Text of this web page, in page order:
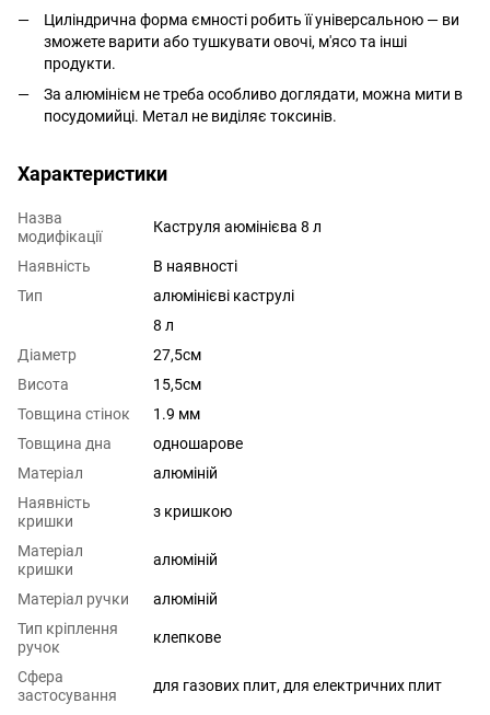
Циліндрична форма ємності робить її універсальною — ви
зможете варити або тушкувати овочі, м'ясо та інші
продукти.
За алюмінієм не треба особливо доглядати, можна мити в
посудомийці. Метал не виділяє токсинів.
Характеристики
Назва
модифікації
Каструля аюмінієва 8 л
Наявність
В наявності
Тип
алюмінієві каструлі
8 л
Діаметр
27,5см
Висота
15,5см
Товщина стінок
1.9 мм
Товщина дна
одношарове
Матеріал
алюміній
Наявність
кришки
з кришкою
Матеріал
кришки
алюміній
Матеріал ручки
алюміній
Тип кріплення
ручок
клепкове
Сфера
застосування
для газових плит,для електричних плит